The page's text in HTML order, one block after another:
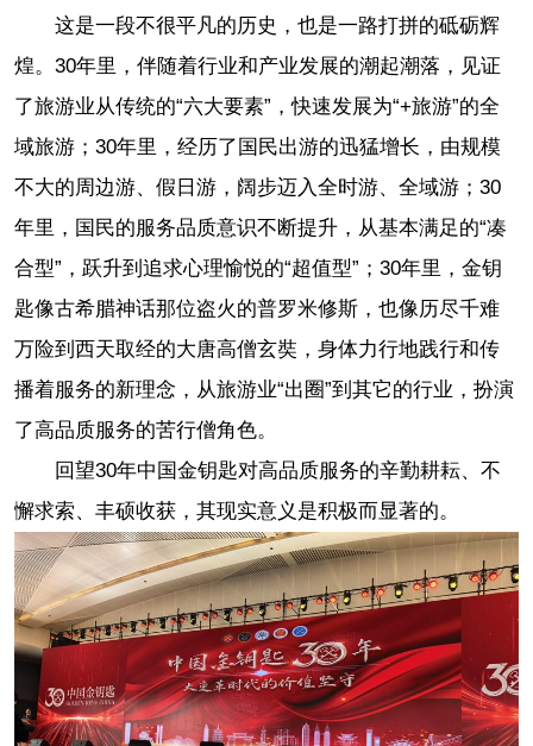
这是一段不很平凡的历史，也是一路打拼的砥砺辉
煌。30年里，伴随着行业和产业发展的潮起潮落，见证
了旅游业从传统的“六大要素”，快速发展为“+旅游”的全
域旅游；30年里，经历了国民出游的迅猛增长，由规模
不大的周边游、假日游，阔步迈入全时游、全域游；30
年里，国民的服务品质意识不断提升，从基本满足的“凑
合型”，跃升到追求心理愉悦的“超值型”；30年里，金钥
匙像古希腊神话那位盗火的普罗米修斯，也像历尽千难
万险到西天取经的大唐高僧玄奘，身体力行地践行和传
播着服务的新理念，从旅游业“出圈”到其它的行业，扮演
了高品质服务的苦行僧角色。
回望30年中国金钥匙对高品质服务的辛勤耕耘、不
懈求索、丰硕收获，其现实意义是积极而显著的。